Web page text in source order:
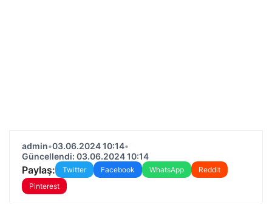
admin•03.06.2024 10:14•
Güncellendi: 03.06.2024 10:14
Paylaş: Twitter Facebook WhatsApp
Reddit
Pinterest